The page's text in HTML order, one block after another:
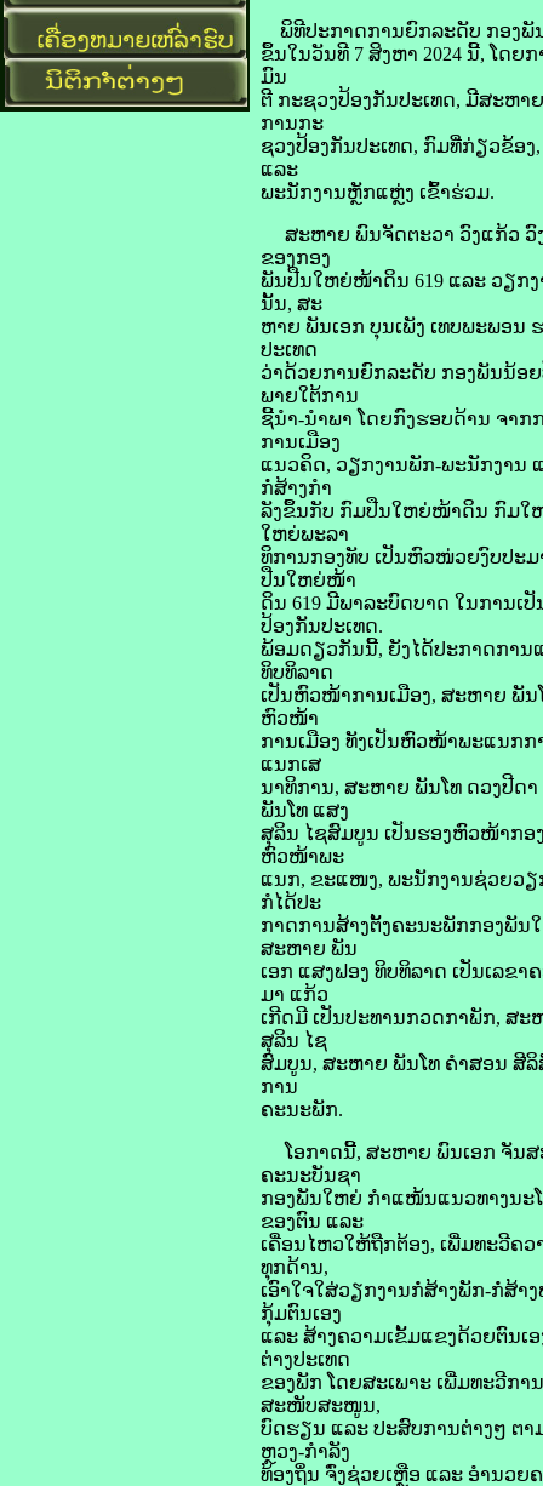
ພິທີປະກາດການຍົກລະດັບ ກອງພັ
ຂຶ້ນໃນວັນທີ 7 ສິງຫາ 2024 ນີ້, ໂດ
ມົນ
ຕີ ກະຊວງປ້ອງກັນປະເທດ, ມີສະຫາ
ການກະ
ຊວງປ້ອງກັນປະເທດ, ກົມທີ່ກ່ຽວຂ້ອ
ແລະ
ພະນັກງານຫຼັກແຫຼ່ງ ເຂົ້າຮ່ວມ.
ສະຫາຍ ພົນຈັດຕະວາ ວົງແກ້ວ ວົ
ຂອງກອງ
ພັນປືນໃຫຍ່ໜ້າດິນ 619 ແລະ ວຽກ
ນັ້ນ, ສະ
ຫາຍ ພັນເອກ ບຸນເພັງ ເທບພະພອ
ປະເທດ
ວ່າດ້ວຍການຍົກລະດັບ ກອງພັນນ້ອ
ພາຍໃຕ້ການ
ຊີ້ນໍາ-ນໍາພາ ໂດຍກົງຮອບດ້ານ ຈາ
ການເມືອງ
ແນວຄິດ, ວຽກງານພັກ-ພະນັກງານ
ກໍ່ສ້າງກໍາ
ລັງຂຶ້ນກັບ ກົມປືນໃຫຍ່ໜ້າດິນ ກົມໃຫ
ໃຫຍ່ພະລາ
ທິການກອງທັບ ເປັນຫົວໜ່ວຍງົບປະ
ປືນໃຫຍ່ໜ້າ
ດິນ 619 ມີພາລະບົດບາດ ໃນການ
ປ້ອງກັນປະເທດ.
ພ້ອມດຽວກັນນີ້, ຍັງໄດ້ປະກາດການ
ທິບທິລາດ
ເປັນຫົວໜ້າການເມືອງ, ສະຫາຍ ພັ
ຫົວໜ້າ
ການເມືອງ ທັງເປັນຫົວໜ້າພະແນກ
ແນກເສ
ນາທິການ, ສະຫາຍ ພັນໂທ ດວງປີດ
ພັນໂທ ແສງ
ສຸລິນ ໄຊສົມບູນ ເປັນຮອງຫົວໜ້າກ
ຫົວໜ້າພະ
ແນກ, ຂະແໜງ, ພະນັກງານຊ່ວຍວ
ກໍໄດ້ປະ
ກາດການສ້າງຕັ້ງຄະນະພັກກອງພັນ
ສະຫາຍ ພັນ
ເອກ ແສງຟອງ ທິບທິລາດ ເປັນເລຂ
ມາ ແກ້ວ
ເກີດມີ ເປັນປະທານກວດກາພັກ, ສະ
ສຸລິນ ໄຊ
ສົມບູນ, ສະຫາຍ ພັນໂທ ຄຳສອນ ສີ
ການ
ຄະນະພັກ.
ໂອກາດນີ້, ສະຫາຍ ພົນເອກ ຈັນສ
ຄະນະບັນຊາ
ກອງພັນໃຫຍ່ ກໍາແໜ້ນແນວທາງນະ
ຂອງຕົນ ແລະ
ເຄື່ອນໄຫວໃຫ້ຖືກຕ້ອງ, ເພີ່ມທະວີຄ
ທຸກດ້ານ,
ເອົາໃຈໃສ່ວຽກງານກໍ່ສ້າງພັກ-ກໍ່ສ້
ກຸ້ມຕົນເອງ
ແລະ ສ້າງຄວາມເຂັ້ມແຂງດ້ວຍຕົນເ
ຕ່າງປະເທດ
ຂອງພັກ ໂດຍສະເພາະ ເພີ່ມທະວີກ
ສະໜັບສະໜູນ,
ບົດຮຽນ ແລະ ປະສົບການຕ່າງໆ ຕ
ຫຼວງ-ກຳລັງ
ທ້ອງຖິ່ນ ຈົ່ງຊ່ວຍເຫຼືອ ແລະ ອໍານວ